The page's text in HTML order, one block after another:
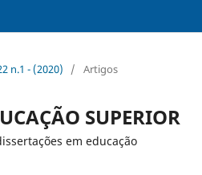
n.1 - (2020)
/ Artigos
SUPERIOR
em educação